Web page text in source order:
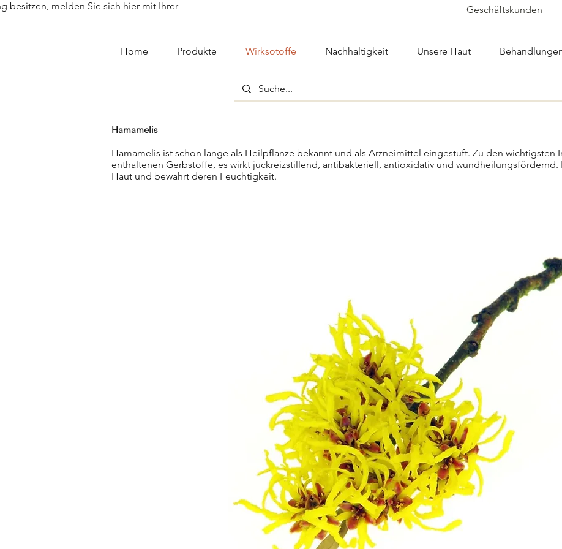
Home Produkte Wirksotoffe Nachhaltigkeit Unsere Haut
Geschäftskunden
besitzen, melden Sie sich hier mit Ihrer
Hamamelis
Hamamelis ist schon lange als Heilpflanze bekannt und als Arzneimittel eingestuft. Zu den wichtigsten
enthaltenen Gerbstoffe, es wirkt juckreizstillend, antibakteriell, antioxidativ und
Haut und bewahrt deren Feuchtigkeit.